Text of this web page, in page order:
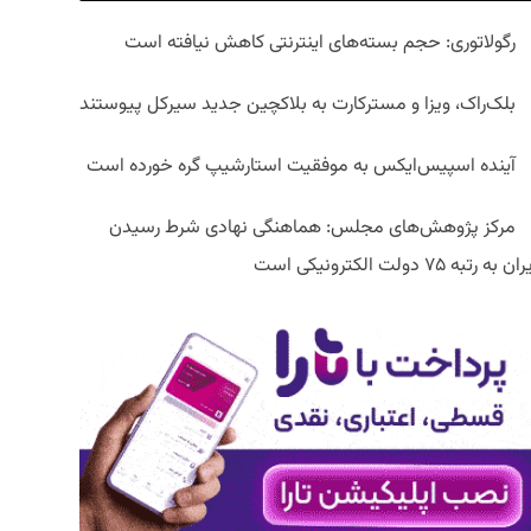
رگولاتوری: حجم بسته‌های اینترنتی کاهش نیافته است
بلک‌راک، ویزا و مسترکارت به بلاکچین جدید سیرکل پیوستند
آینده اسپیس‌ایکس به موفقیت استارشیپ گره خورده است
مرکز پژوهش‌های مجلس: هماهنگی نهادی شرط رسیدن
به رتبه ۷۵ دولت الکترونیکی است